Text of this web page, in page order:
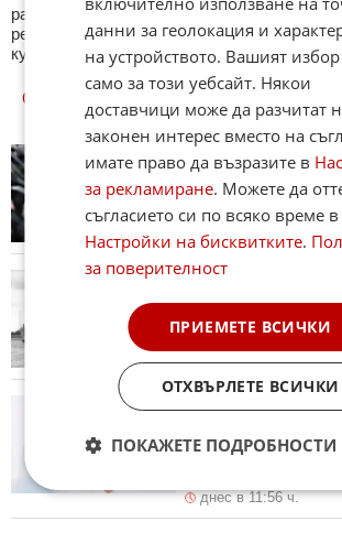
различна тематика. След края на всеки
резултат с верните отговори, които сте
куизове може да намерите тук. Успех !
ОЩЕ НОВИНИ ОТ ЛЮБОПИТНО
Ники Кънчев се
тихомълком с
си след 25
днес в 13:14 ч.
Германски
кораб, потънал
открит в
днес в 12:27 ч.
Ангелът на
дъщеря в
днес в 11:56 ч.
данни за геолокация и
на устройството. Вашият
само за този уебсайт. Някои
доставчици може да разчитат
законен интерес вместо на
имате право да възразите в
за рекламиране. Можете да
съгласието си по всяко време в
Настройки на бисквитките.
за поверителност
ПРИЕМЕТЕ ВСИЧКИ
ОТХВЪРЛЕТЕ ВСИЧКИ
ПОКАЖЕТЕ ПОДРОБНОСТИ